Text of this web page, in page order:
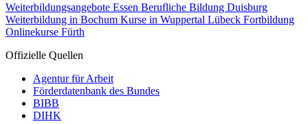
Weiterbildungsangebote Essen Berufliche Bildung Duisburg
Weiterbildung in Bochum Kurse in Wuppertal Lübeck Fortbildung
Onlinekurse Fürth
Offizielle Quellen
Agentur für Arbeit
Förderdatenbank des Bundes
BIBB
DIHK